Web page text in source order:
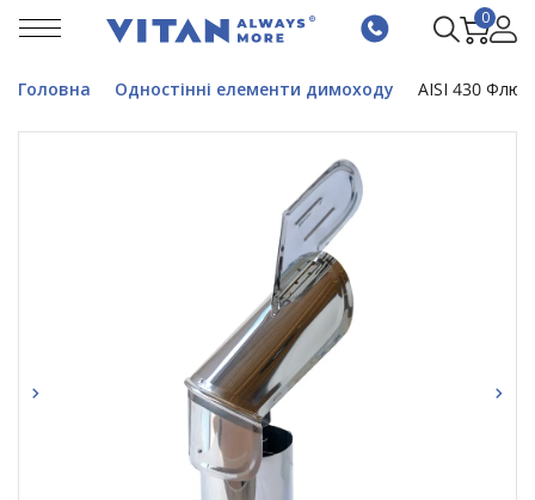
0
Головна Одностінні елементи димоходу AISI 430